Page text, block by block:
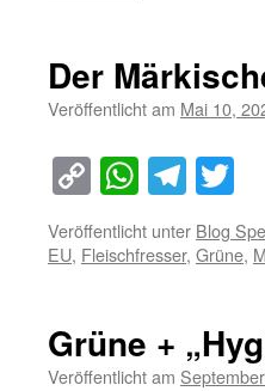
Der
Veröffentlicht am Mai 10,
Copy
Link
Veröffentlicht unter Blog
EU, Fleischfresser, Grüne,
Grüne +
Veröffentlicht am